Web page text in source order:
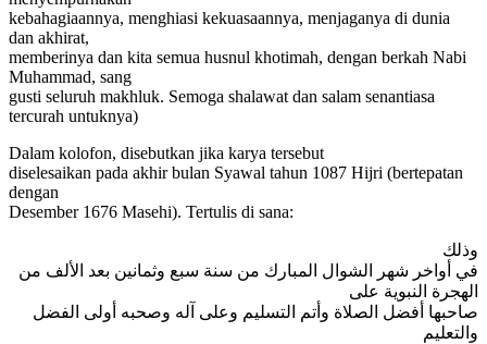
kebahagiaannya, menghiasi kekuasaannya, menjaganya di dunia
dan akhirat,
memberinya dan kita semua husnul khotimah, dengan berkah Nabi
Muhammad, sang
gusti seluruh makhluk. Semoga shalawat dan salam senantiasa
tercurah untuknya)
Dalam kolofon, disebutkan jika karya tersebut
diselesaikan pada akhir bulan Syawal tahun 1087 Hijri (bertepatan
dengan
Desember 1676 Masehi). Tertulis di sana:
وذلك
في أواخر شهر الشوال المبارك من سنة سبع وثمانين بعد الألف من
الهجرة النبوية على
صاحبها أفضل الصلاة وأتم التسليم وعلى آله وصحبه أولى الفضل
والتعليم